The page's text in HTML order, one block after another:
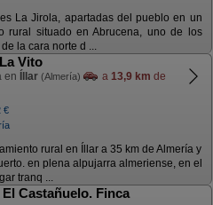
La Jirola, apartadas del pueblo en un
rural situado en Abrucena, uno de los
la cara norte d ...
Vito
en Íllar (Almería) a 13,9 km de
€
rural en Íllar a 35 km de Almería y
en plena alpujarra almeriense, en el
tranq ...
Castañuelo. Finca